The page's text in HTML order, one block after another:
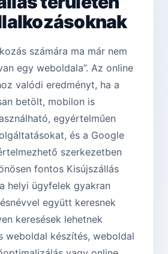
számára ma már nem
egy weboldala”. Az online
valódi eredményt, ha a
betölt, mobilon is
egyértelműen
és a Google
szerkezetben
fontos Kisújszállás
helyi ügyfelek gyakran
együtt keresnek
keresések lehetnek
weboldal készítés, weboldal